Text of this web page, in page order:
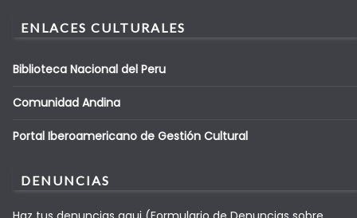
ENLACES CULTURALES
Biblioteca Nacional del Peru
Comunidad Andina
Portal Iberoamericano de Gestión Cultural
DENUNCIAS